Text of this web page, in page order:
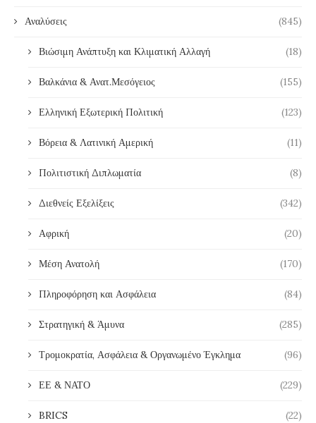
Αναλύσεις (845)
Βιώσιμη Ανάπτυξη και Κλιματική Αλλαγή (18)
Βαλκάνια & Ανατ.Μεσόγειος (155)
Ελληνική Εξωτερική Πολιτική (123)
Βόρεια & Λατινική Αμερική (11)
Πολιτιστική Διπλωματία (8)
Διεθνείς Εξελίξεις (342)
Αφρική (20)
Μέση Ανατολή (170)
Πληροφόρηση και Ασφάλεια (84)
Στρατηγική & Άμυνα (285)
Τρομοκρατία, Ασφάλεια & Οργανωμένο Έγκλημα (96)
ΕΕ & ΝΑΤΟ (229)
BRICS (22)